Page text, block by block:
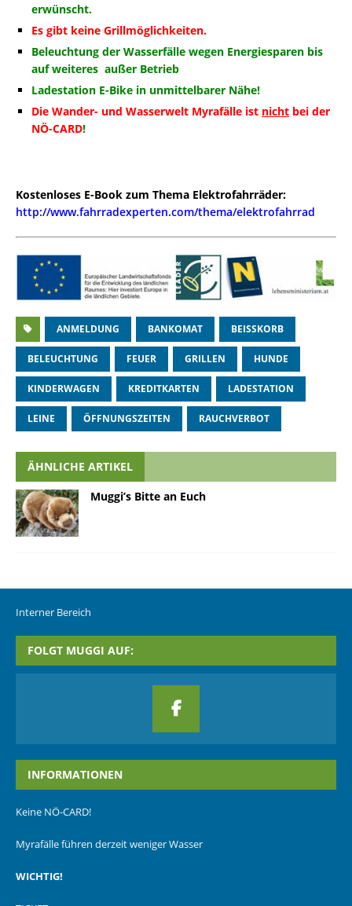
erwünscht.
Es gibt keine Grillmöglichkeiten.
Beleuchtung der Wasserfälle wegen Energiesparen bis
auf weiteres außer Betrieb
Ladestation E-Bike in unmittelbarer Nähe!
Die Wander- und Wasserwelt Myrafälle ist nicht bei der
NÖ-CARD!
Kostenloses E-Book zum Thema Elektrofahrräder:
http://www.fahrradexperten.com/thema/elektrofahrrad
ANMELDUNG BANKOMAT BEISSKORB
BELEUCHTUNG FEUER GRILLEN HUNDE
KINDERWAGEN KREDITKARTEN LADESTATION
LEINE ÖFFNUNGSZEITEN RAUCHVERBOT
ÄHNLICHE ARTIKEL
Muggi’s Bitte an Euch
Interner Bereich
FOLGT MUGGI AUF:
INFORMATIONEN
Keine NÖ-CARD!
Myrafälle führen derzeit weniger Wasser
WICHTIG!